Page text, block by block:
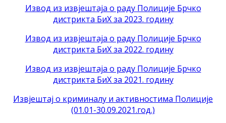
Извод из извјештаја о раду Полиције Брчко
дистрикта БиХ за 2023. годину
Извод из извјештаја о раду Полиције Брчко
дистрикта БиХ за 2022. годину
Извод из извјештаја о раду Полиције Брчко
дистрикта БиХ за 2021. годину
Извјештај о криминалу и активностима Полиције
(01.01-30.09.2021.год.)